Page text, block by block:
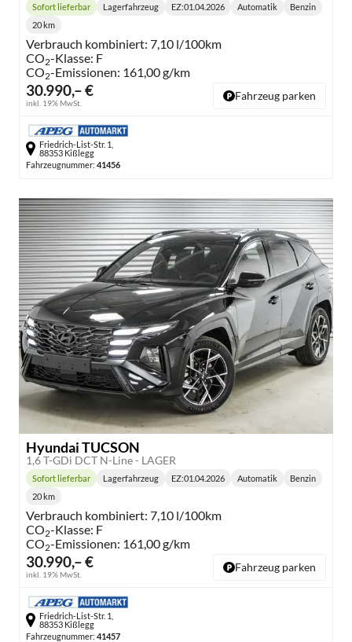
30.990,– €
inkl. 19% MwSt.
Lieferzeit:
Sofort lieferbar Lagerfahrzeug EZ:01.04.2026
Getriebe:
Automatik
Kraftstoff:
Benzin
Kilometerstand:
20 km
Verbrauch kombiniert: 7,10 l/100km
CO2-Klasse: F
CO2-Emissionen: 161,00 g/km
Fahrzeug parken
Friedrich-List-Str. 1,
88353 Kißlegg
Fahrzeugnummer: 41456
Hyundai TUCSON
1,6 T-GDi DCT N-Line - LAGER
30.990,– €
inkl. 19% MwSt.
Lieferzeit:
Sofort lieferbar Lagerfahrzeug EZ:01.04.2026
Getriebe:
Automatik
Kraftstoff:
Benzin
Kilometerstand:
20 km
Verbrauch kombiniert: 7,10 l/100km
CO2-Klasse: F
CO2-Emissionen: 161,00 g/km
Fahrzeug parken
Friedrich-List-Str. 1,
88353 Kißlegg
Fahrzeugnummer: 41457